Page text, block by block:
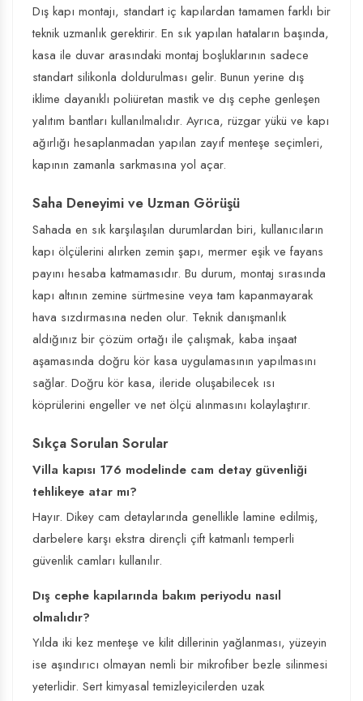
Dış kapı montajı, standart iç kapılardan tamamen farklı bir
teknik uzmanlık gerektirir. En sık yapılan hataların başında,
kasa ile duvar arasındaki montaj boşluklarının sadece
standart silikonla doldurulması gelir. Bunun yerine dış
iklime dayanıklı poliüretan mastik ve dış cephe genleşen
yalıtım bantları kullanılmalıdır. Ayrıca, rüzgar yükü ve kapı
ağırlığı hesaplanmadan yapılan zayıf menteşe seçimleri,
kapının zamanla sarkmasına yol açar.
Saha Deneyimi ve Uzman Görüşü
Sahada en sık karşılaşılan durumlardan biri, kullanıcıların
kapı ölçülerini alırken zemin şapı, mermer eşik ve fayans
payını hesaba katmamasıdır. Bu durum, montaj sırasında
kapı altının zemine sürtmesine veya tam kapanmayarak
hava sızdırmasına neden olur. Teknik danışmanlık
aldığınız bir çözüm ortağı ile çalışmak, kaba inşaat
aşamasında doğru kör kasa uygulamasının yapılmasını
sağlar. Doğru kör kasa, ileride oluşabilecek ısı
köprülerini engeller ve net ölçü alınmasını kolaylaştırır.
Sıkça Sorulan Sorular
Villa kapısı 176 modelinde cam detay güvenliği
tehlikeye atar mı?
Hayır. Dikey cam detaylarında genellikle lamine edilmiş,
darbelere karşı ekstra dirençli çift katmanlı temperli
güvenlik camları kullanılır.
Dış cephe kapılarında bakım periyodu nasıl
olmalıdır?
Yılda iki kez menteşe ve kilit dillerinin yağlanması, yüzeyin
ise aşındırıcı olmayan nemli bir mikrofiber bezle silinmesi
yeterlidir. Sert kimyasal temizleyicilerden uzak